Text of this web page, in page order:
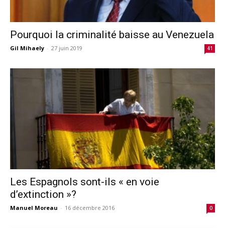
Pourquoi la criminalité baisse au Venezuela
Gil Mihaely - 27 juin 2019 41
Les Espagnols sont-ils « en voie
d’extinction »?
Manuel Moreau - 16 décembre 2016 0